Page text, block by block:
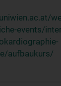
events/
aufbaukurs/